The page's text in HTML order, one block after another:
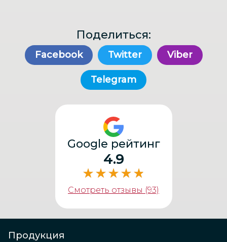
Поделиться:
Facebook Twitter Viber
Telegram
Google рейтинг
4.9
Смотреть отзывы (93)
Продукция